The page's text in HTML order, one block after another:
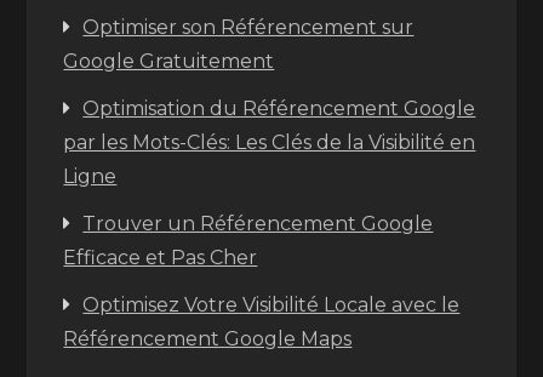
Optimiser son Référencement sur
Google Gratuitement
Optimisation du Référencement Google
par les Mots-Clés: Les Clés de la Visibilité en
Ligne
Trouver un Référencement Google
Efficace et Pas Cher
Optimisez Votre Visibilité Locale avec le
Référencement Google Maps